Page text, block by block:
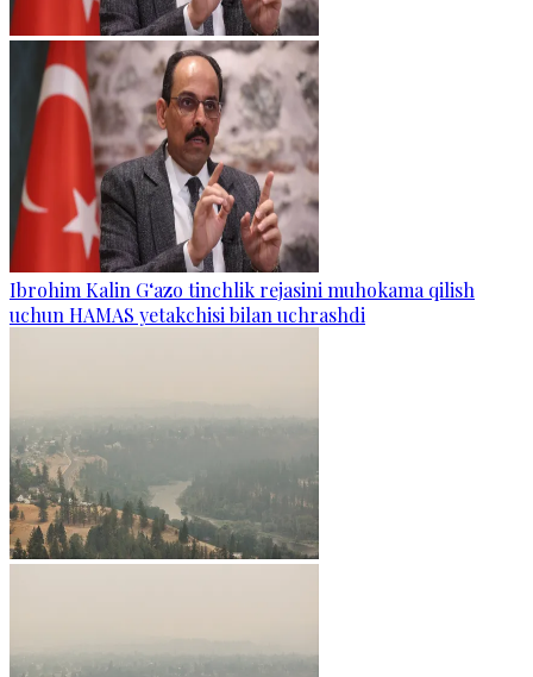
Ibrohim Kalin G‘azo tinchlik rejasini muhokama qilish
uchun HAMAS yetakchisi bilan uchrashdi